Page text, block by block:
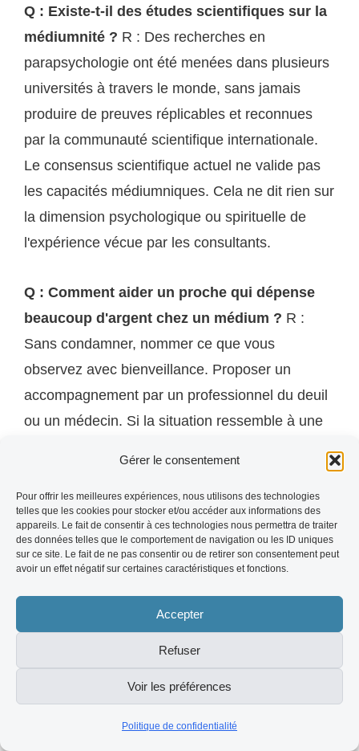
Gérer le consentement
Pour offrir les meilleures expériences, nous utilisons des technologies
telles que les cookies pour stocker et/ou accéder aux informations des
appareils. Le fait de consentir à ces technologies nous permettra de traiter
des données telles que le comportement de navigation ou les ID uniques
sur ce site. Le fait de ne pas consentir ou de retirer son consentement peut
avoir un effet négatif sur certaines caractéristiques et fonctions.
Accepter
Refuser
Voir les préférences
Politique de confidentialité
Q : Existe-t-il des études scientifiques sur la
médiumnité ? R : Des recherches en
parapsychologie ont été menées dans plusieurs
universités à travers le monde, sans jamais
produire de preuves réplicables et reconnues
par la communauté scientifique internationale.
Le consensus scientifique actuel ne valide pas
les capacités médiumniques. Cela ne dit rien sur
la dimension psychologique ou spirituelle de
l'expérience vécue par les consultants.
Q : Comment aider un proche qui dépense
beaucoup d'argent chez un médium ? R :
Sans condamner, nommer ce que vous
observez avec bienveillance. Proposer un
accompagnement par un professionnel du deuil
ou un médecin. Si la situation ressemble à une
ligne d'information et de conseil.
---
Article rédigé par la rédaction du site. Contenu
d'information générale, qui ne constitue ni un
avis médical, ni un accompagnement